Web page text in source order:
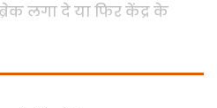
लगा दे या फिर केंद्र के